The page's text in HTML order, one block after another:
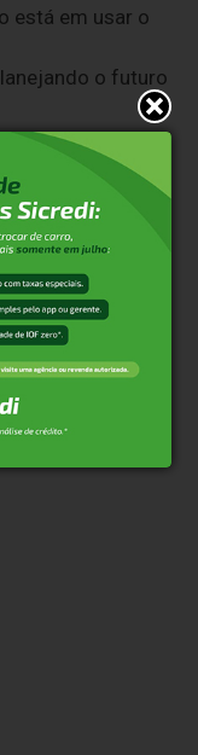
está em usar o
o futuro
grupo no